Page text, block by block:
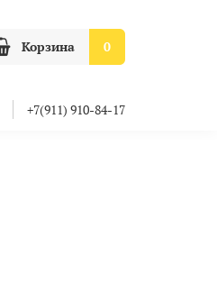
Корзина 0
+7(911) 910-84-17